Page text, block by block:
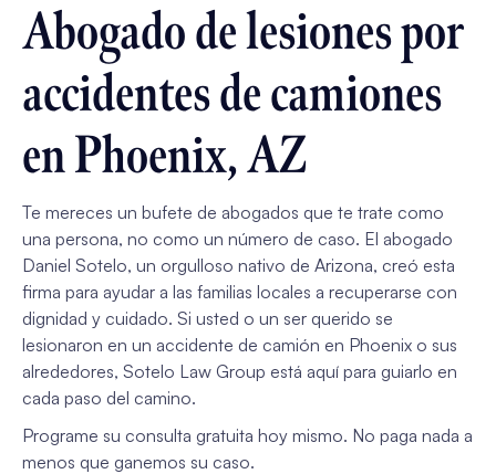
Abogado de lesiones por
accidentes de camiones
en Phoenix, AZ
Te mereces un bufete de abogados que te trate como
una persona, no como un número de caso. El abogado
Daniel Sotelo, un orgulloso nativo de Arizona, creó esta
firma para ayudar a las familias locales a recuperarse con
dignidad y cuidado. Si usted o un ser querido se
lesionaron en un accidente de camión en Phoenix o sus
alrededores, Sotelo Law Group está aquí para guiarlo en
cada paso del camino.
Programe su consulta gratuita hoy mismo. No paga nada a
menos que ganemos su caso.